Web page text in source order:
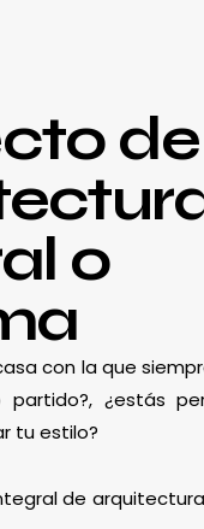
de
o
con la que
partido?, ¿estás
tu estilo?
de